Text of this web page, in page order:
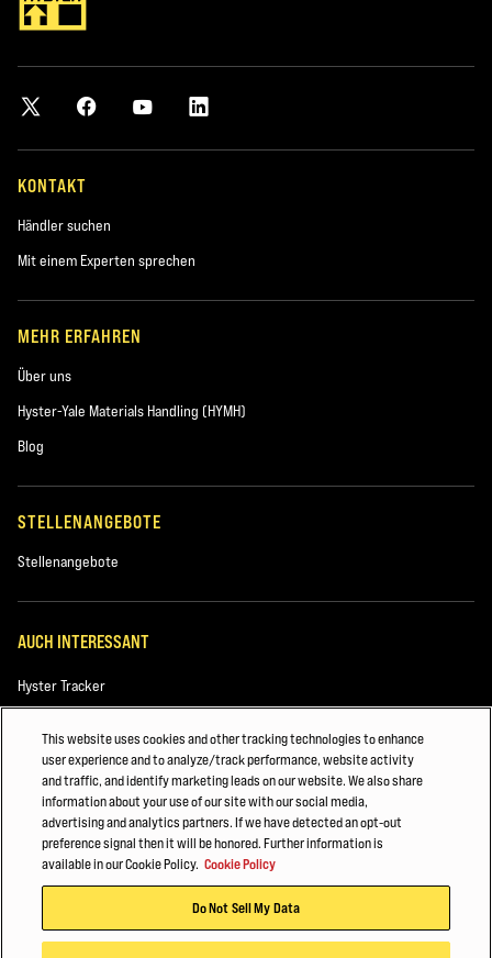
KONTAKT
Händler suchen
Mit einem Experten sprechen
MEHR ERFAHREN
Über uns
Hyster-Yale Materials Handling (HYMH)
Blog
STELLENANGEBOTE
Stellenangebote
AUCH INTERESSANT
Hyster Tracker
Branchen
©2026 Hyster-Yale Materials Handling, Inc. Alle Rechte vorbehalten.
Datenschutzerklärung
Nutzungsbedingungen
Richtlinien zur Verwendung von Cookies
This website uses cookies and other tracking technologies to enhance
user experience and to analyze/track performance, website activity
and traffic, and identify marketing leads on our website. We also share
information about your use of our site with our social media,
advertising and analytics partners. If we have detected an opt-out
preference signal then it will be honored. Further information is
available in our Cookie Policy. Cookie Policy
Do Not Sell My Data